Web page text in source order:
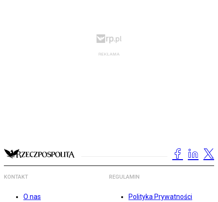
KONTAKT
O nas
REGULAMIN
Polityka Prywatności